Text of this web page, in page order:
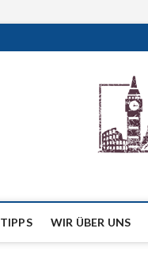
TIPPS WIR ÜBER UNS